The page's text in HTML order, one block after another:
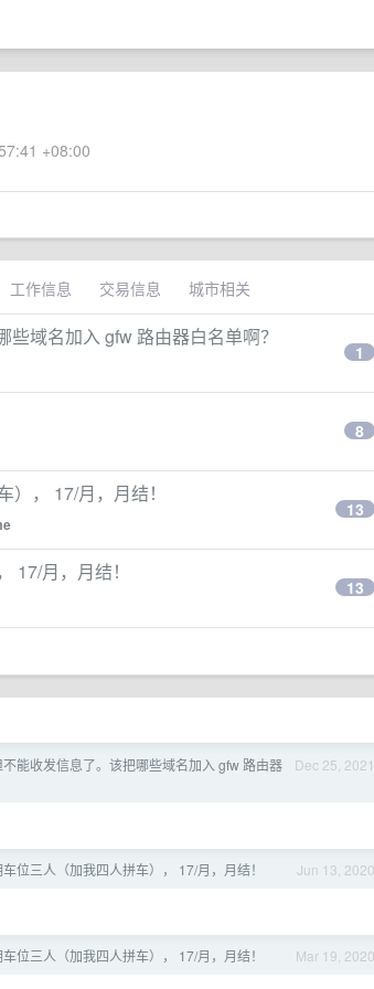
+08:00
工作信息 交易信息 城市相关
域名加入 gfw 路由器白名单啊？
1
8
， 17/月，月结！
13
17/月，月结！
13
Dec 25, 2021
能收发信息了。该把哪些域名加入 gfw 路由器
Jun 13, 2020
位三人（加我四人拼车）， 17/月，月结！
Mar 19, 2020
位三人（加我四人拼车）， 17/月，月结！